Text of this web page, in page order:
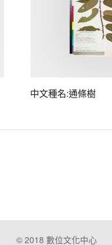
中文種名:通條樹
© 2018 數位文化中心